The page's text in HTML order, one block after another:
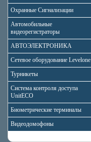
Охранные Сигнализации
Автомобильные
видеорегистраторы
АВТОЭЛЕКТРОНИКА
Сетевое оборудование Levelone
Турникеты
Система контроля доступа
UnitECO
Биометрические терминалы
Видеодомофоны